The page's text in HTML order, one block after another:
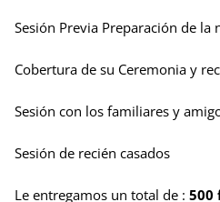
Sesión Previa Preparación de la
Cobertura de su Ceremonia y
Sesión con los familiares y
Sesión de recién casados
Le entregamos un total de : 500